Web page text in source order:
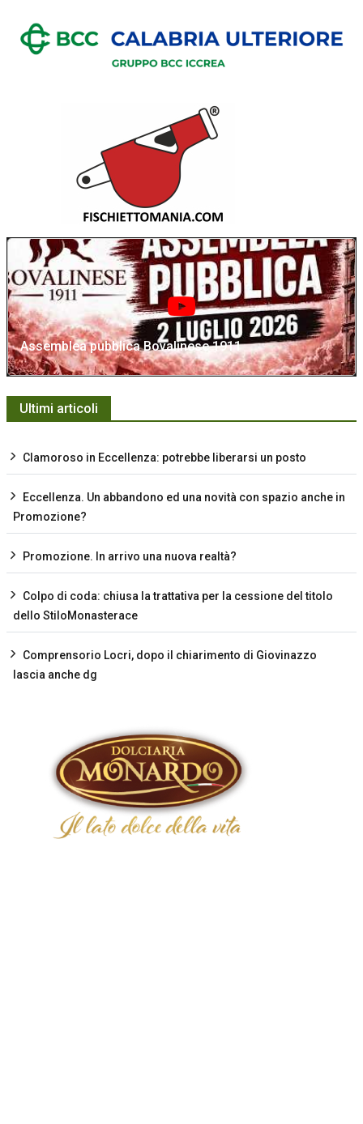
Assemblea pubblica Bovalinese 1911
Ultimi articoli
Clamoroso in Eccellenza: potrebbe liberarsi un posto
Eccellenza. Un abbandono ed una novità con spazio anche in
Promozione?
Promozione. In arrivo una nuova realtà?
Colpo di coda: chiusa la trattativa per la cessione del titolo
dello StiloMonasterace
Comprensorio Locri, dopo il chiarimento di Giovinazzo
lascia anche dg